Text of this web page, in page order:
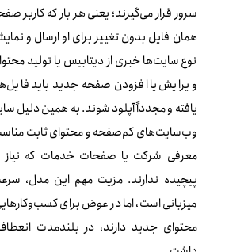
سرور قرار می‌گیرند؛ یعنی هر بار که کاربر
همان فایل بدون تغییر برای او ارسال و
نوع سایت‌ها خبری از دیتابیس یا تولید
ویرایش یا افزودن صفحه جدید باید
یافته و مجدداً آپلود شوند. به همین دلیل
وب‌سایت‌های کم‌صفحه و محتوای ثابت
معرفی شرکت یا صفحات خدمات که نیاز
پیچیده ندارند. مزیت مهم این مدل،
میزبانی است، اما در عوض برای
محتوای جدید دارند، در بلندمدت